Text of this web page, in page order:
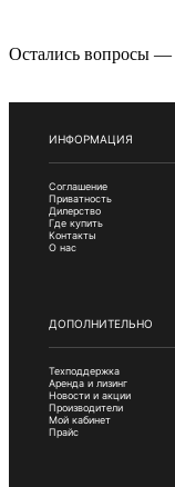
Остались вопросы —
ИНФОРМАЦИЯ
Соглашение
Приватность
Дилерство
Где купить
Контакты
О нас
ДОПОЛНИТЕЛЬНО
Техподдержка
Аренда и лизинг
Новости и акции
Производители
Мой кабинет
Прайс